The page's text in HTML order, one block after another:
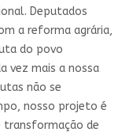
Deputados
a reforma agrária,
do povo
vez mais a nossa
não se
nosso projeto é
transformação de